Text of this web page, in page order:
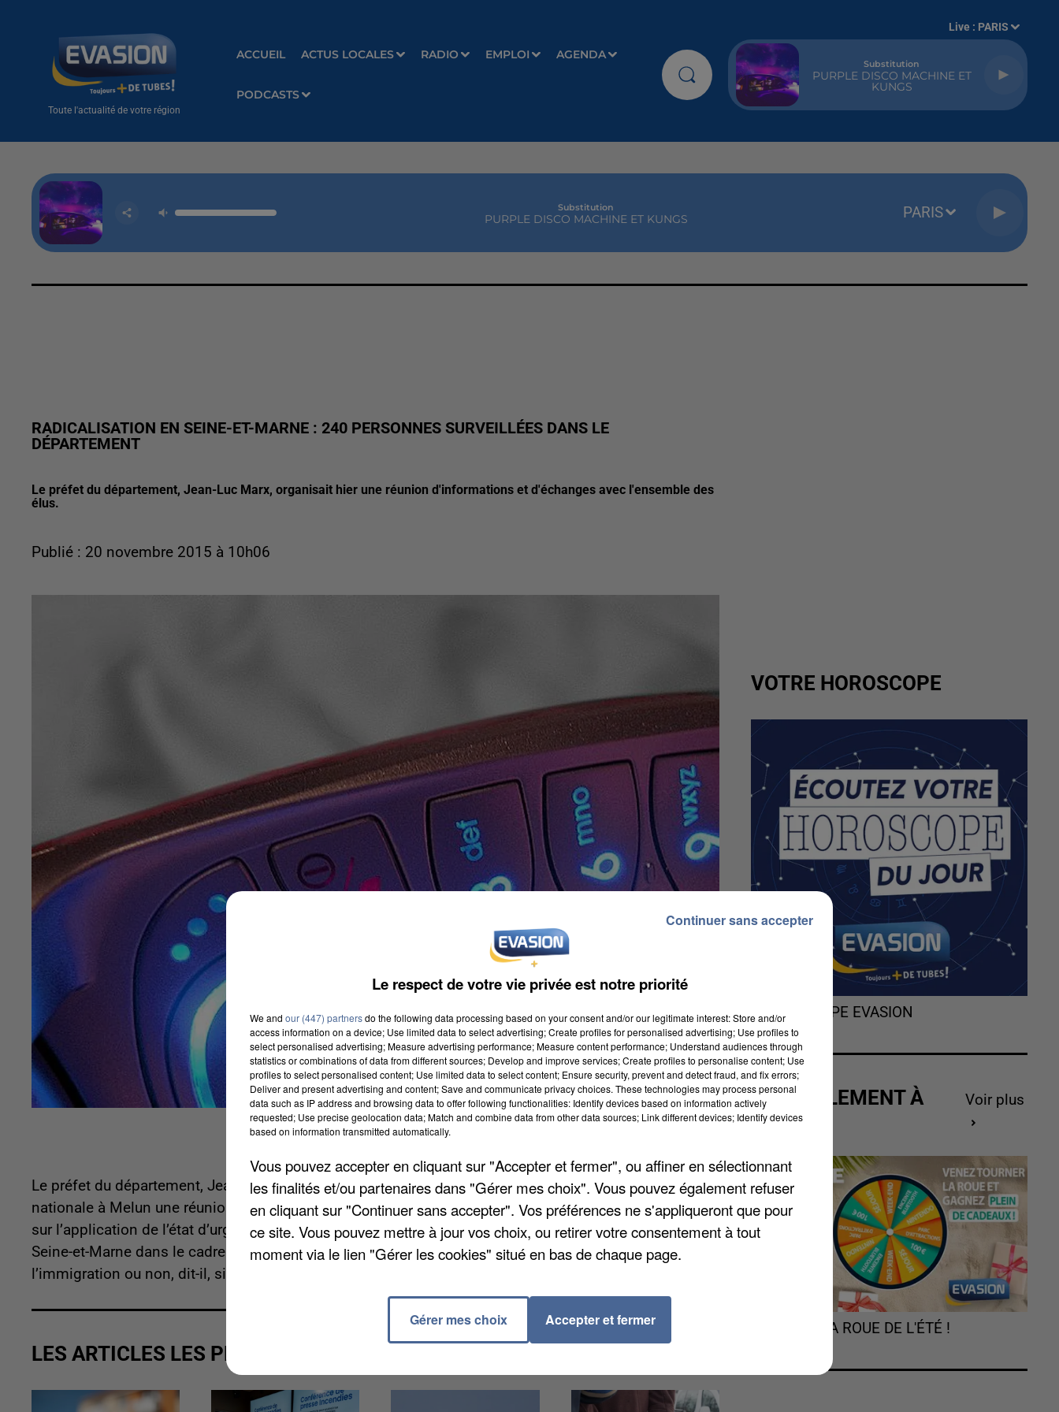
Toute l'actualité de votre région
ACCUEIL ACTUS LOCALES RADIO EMPLOI AGENDA
PODCASTS
Live : PARIS
Substitution
PURPLE DISCO MACHINE ET
KUNGS
Substitution
PURPLE DISCO MACHINE ET KUNGS PARIS
RADICALISATION EN SEINE-ET-MARNE : 240 PERSONNES SURVEILLÉES DANS LE
DÉPARTEMENT
Le préfet du département, Jean-Luc Marx, organisait hier une réunion d'informations et d'échanges avec l'ensemble des
élus.
Publié : 20 novembre 2015 à 10h06
Le préfet du département, Jean-Luc Marx, organisait hier à l’Ecole des officiers de la gendarmerie
nationale à Melun une réunion d’informations et d’échanges avec l’ensemble des élus du département
sur l’application de l’état d’urgence. Le préfet a hier précisé que près de 240 individus sont suivis en
Seine-et-Marne dans le cadre de la lutte contre la radicalisation. Des hommes et femmes issus de
l’immigration ou non, dit-il, signalés pour leur environnement souvent fondamentaliste.
LES ARTICLES LES PLUS VUS
VOTRE HOROSCOPE
L'HOROSCOPE EVASION
ACTUELLEMENT À
GAGNER
Voir plus
TOURNEZ LA ROUE DE L'ÉTÉ !
Le respect de votre vie privée est notre priorité
We and our (447) partnersdo the following data processing based on your consent and/or our legitimate interest: Store and/or
access information on a device; Use limited data to select advertising; Create profiles for personalised advertising; Use profiles to
select personalised advertising; Measure advertising performance; Measure content performance; Understand audiences through
statistics or combinations of data from different sources; Develop and improve services; Create profiles to personalise content; Use
profiles to select personalised content; Use limited data to select content; Ensure security, prevent and detect fraud, and fix errors;
Deliver and present advertising and content; Save and communicate privacy choices. These technologies may process personal
data such as IP address and browsing data to offer following functionalities: Identify devices based on information actively
requested; Use precise geolocation data; Match and combine data from other data sources; Link different devices; Identify devices
based on information transmitted automatically.
Vous pouvez accepter en cliquant sur "Accepter et fermer", ou affiner en sélectionnant
les finalités et/ou partenaires dans "Gérer mes choix". Vous pouvez également refuser
en cliquant sur "Continuer sans accepter". Vos préférences ne s'appliqueront que pour
ce site. Vous pouvez mettre à jour vos choix, ou retirer votre consentement à tout
moment via le lien "Gérer les cookies" situé en bas de chaque page.
Gérer mes choix Accepter et fermer
Continuer sans accepter